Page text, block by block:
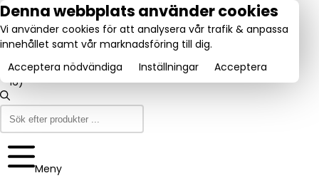
tel:
160840
(9-12
& 13-
16)
Trustpilot
Utmärkt:
4.6/5
Meny
Denna webbplats använder cookies
Vi använder cookies för att analysera vår trafik & anpassa
innehållet samt vår marknadsföring till dig.
Acceptera nödvändiga
Inställningar Acceptera